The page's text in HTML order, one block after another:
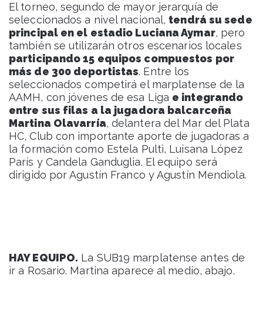
El torneo, segundo de mayor jerarquía de
seleccionados a nivel nacional, tendrá su sede
principal en el estadio Luciana Aymar, pero
también se utilizarán otros escenarios locales
participando 15 equipos compuestos por
más de 300 deportistas. Entre los
seleccionados competirá el marplatense de la
AAMH, con jóvenes de esa Liga e integrando
entre sus filas a la jugadora balcarceña
Martina Olavarría, delantera del Mar del Plata
HC, Club con importante aporte de jugadoras a
la formación como Estela Pulti, Luisana López
París y Candela Ganduglia. El equipo será
dirigido por Agustín Franco y Agustín Mendiola.
HAY EQUIPO. La SUB19 marplatense antes de
ir a Rosario. Martina aparece al medio, abajo.